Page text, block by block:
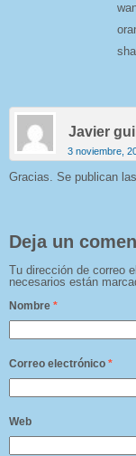
Javier
3 noviembre,
Gracias. Se publican
Deja un
Tu dirección de correo
necesarios están
Nombre *
Correo electrónico *
Web